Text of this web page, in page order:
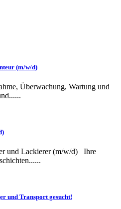
(m/w/d)
Überwachung, Wartung und
und Lackierer (m/w/d) Ihre
und Transport gesucht!